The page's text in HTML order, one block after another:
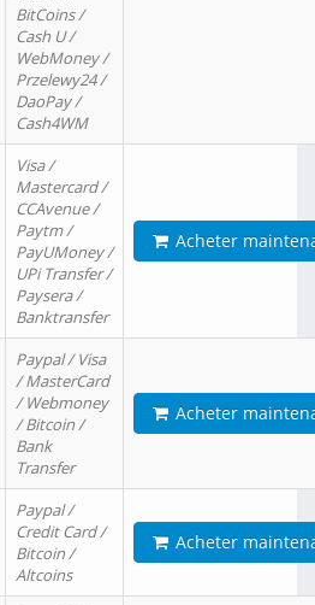
BitCoins /
Cash U /
WebMoney /
Przelewy24 /
DaoPay /
Cash4WM
Visa /
Mastercard /
CCAvenue /
Paytm /
PayUMoney /
UPi Transfer /
Paysera /
Banktransfer
Acheter
Paypal / Visa
/ MasterCard
/ Webmoney
/ Bitcoin /
Bank
Transfer
Acheter
Paypal /
Credit Card /
Bitcoin /
Altcoins
Acheter